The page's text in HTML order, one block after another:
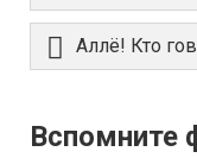
Аллё! Кто
Вспомните